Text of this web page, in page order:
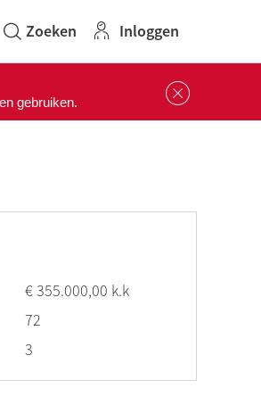
Inloggen
gebruiken.
€ 355.000,00 k.k
72
3